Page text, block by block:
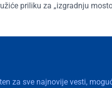
priliku za „izgradnju
za sve najnovije vesti,